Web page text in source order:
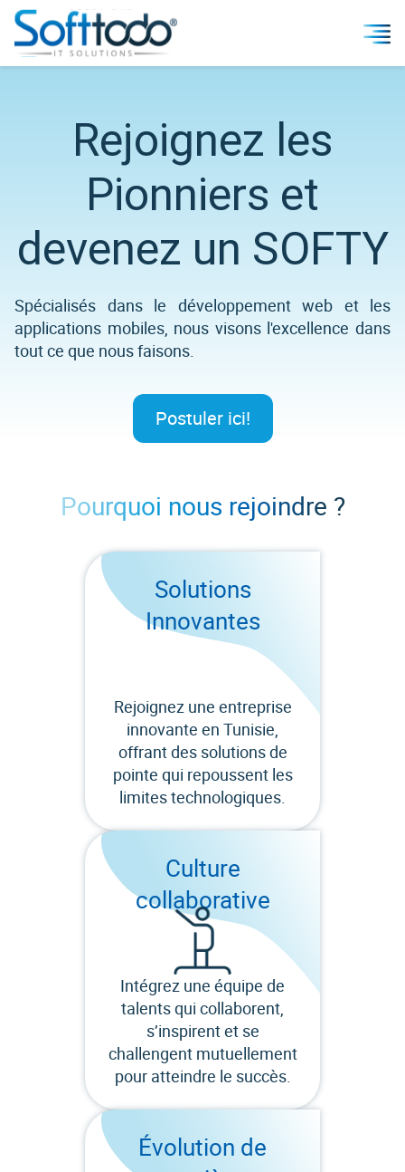
Rejoignez les
Pionniers et
devenez un SOFTY
Spécialisés dans le développement web et les
applications mobiles, nous visons l'excellence dans
tout ce que nous faisons.
Postuler ici!
Pourquoi nous rejoindre ?
Solutions
Innovantes
Rejoignez une entreprise
innovante en Tunisie,
offrant des solutions de
pointe qui repoussent les
limites technologiques.
Culture
collaborative
Intégrez une équipe de
talents qui collaborent,
s’inspirent et se
challengent mutuellement
pour atteindre le succès.
Évolution de